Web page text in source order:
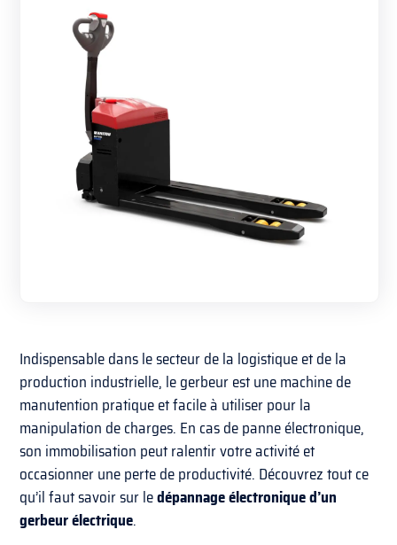
Indispensable dans le secteur de la logistique et de la
production industrielle, le gerbeur est une machine de
manutention pratique et facile à utiliser pour la
manipulation de charges. En cas de panne électronique,
son immobilisation peut ralentir votre activité et
occasionner une perte de productivité. Découvrez tout ce
qu’il faut savoir sur ledépannage électronique d’un
gerbeur électrique.